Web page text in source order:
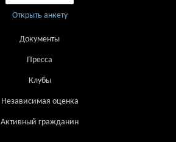
Открыть анкету
Документы
Пресса
Клубы
Независимая оценка
Активный гражданин